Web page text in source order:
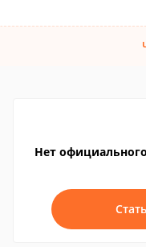
Нет